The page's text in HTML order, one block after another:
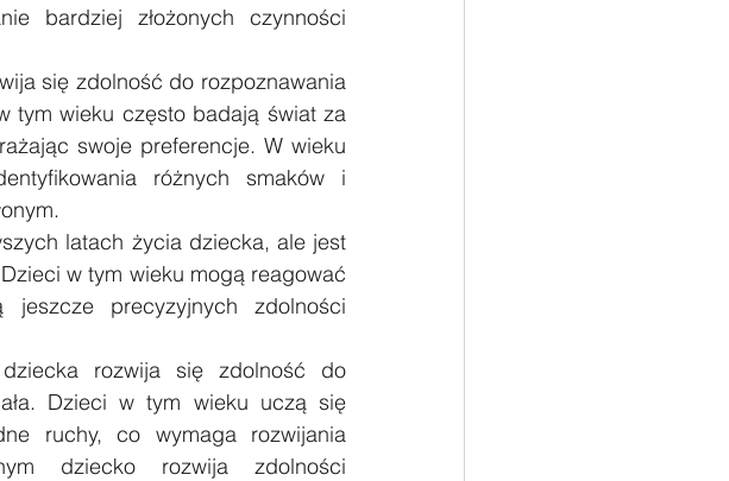
bardziej złożonych czynności
się zdolność do rozpoznawania
tym wieku często badają świat za
swoje preferencje. W wieku
różnych smaków i
latach życia dziecka, ale jest
w tym wieku mogą reagować
precyzyjnych zdolności
rozwija się zdolność do
Dzieci w tym wieku uczą się
ruchy, co wymaga rozwijania
dziecko rozwija zdolności